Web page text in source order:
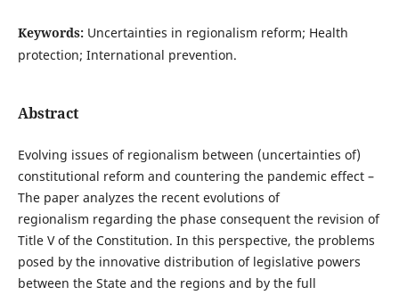
Keywords: Uncertainties in regionalism reform; Health
protection; International prevention.
Abstract
Evolving issues of regionalism between (uncertainties of)
constitutional reform and countering the pandemic effect –
The paper analyzes the recent evolutions of
regionalism regarding the phase consequent the revision of
Title V of the Constitution. In this perspective, the problems
posed by the innovative distribution of legislative powers
between the State and the regions and by the full